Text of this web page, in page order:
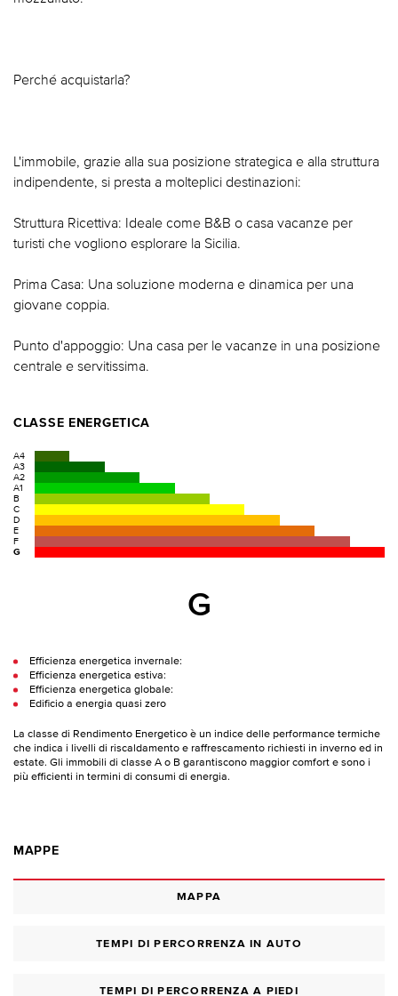
Perché acquistarla?
L'immobile, grazie alla sua posizione strategica e alla struttura
indipendente, si presta a molteplici destinazioni:
Struttura Ricettiva: Ideale come B&B o casa vacanze per
turisti che vogliono esplorare la Sicilia.
Prima Casa: Una soluzione moderna e dinamica per una
giovane coppia.
Punto d'appoggio: Una casa per le vacanze in una posizione
centrale e servitissima.
CLASSE ENERGETICA
A4
A3
A2
A1
B
C
D
E
F
G
G
Efficienza energetica invernale:
Efficienza energetica estiva:
Efficienza energetica globale:
Edificio a energia quasi zero
La classe di Rendimento Energetico è un indice delle performance termiche
che indica i livelli di riscaldamento e raffrescamento richiesti in inverno ed in
estate. Gli immobili di classe A o B garantiscono maggior comfort e sono i
più efficienti in termini di consumi di energia.
MAPPE
MAPPA
TEMPI DI PERCORRENZA IN AUTO
TEMPI DI PERCORRENZA A PIEDI